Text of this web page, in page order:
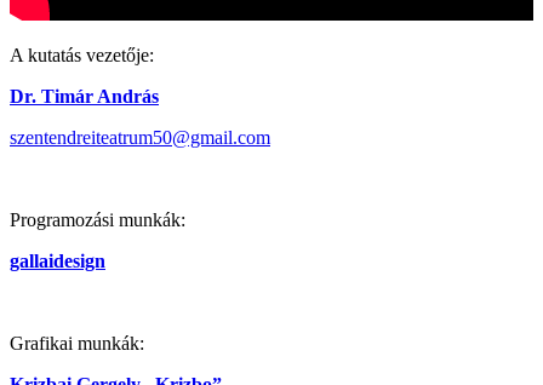
A kutatás vezetője:
Dr. Timár András
szentendreiteatrum50@gmail.com
Programozási munkák:
gallaidesign
Grafikai munkák: